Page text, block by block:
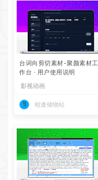
台词向剪切素材-聚颜素材工
作台 · 用户使用说明
影视动画
相逢储物站